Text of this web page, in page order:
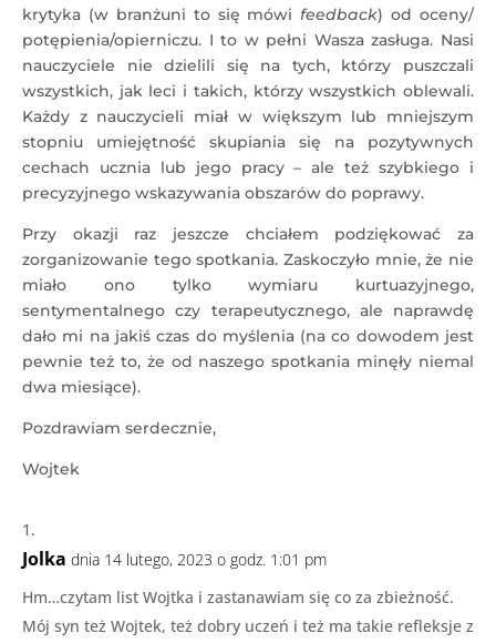
krytyka (w branżuni to się mówifeedback) od oceny/
potępienia/opierniczu. I to w pełni Wasza zasługa. Nasi
nauczyciele nie dzielili się na tych, którzy puszczali
wszystkich, jak leci i takich, którzy wszystkich oblewali.
Każdy z nauczycieli miał w większym lub mniejszym
stopniu umiejętność skupiania się na pozytywnych
cechach ucznia lub jego pracy – ale też szybkiego i
precyzyjnego wskazywania obszarów do poprawy.
Przy okazji raz jeszcze chciałem podziękować za
zorganizowanie tego spotkania. Zaskoczyło mnie, że nie
miało ono tylko wymiaru kurtuazyjnego,
sentymentalnego czy terapeutycznego, ale naprawdę
dało mi na jakiś czas do myślenia (na co dowodem jest
pewnie też to, że od naszego spotkania minęły niemal
dwa miesiące).
Pozdrawiam serdecznie,
Wojtek
Jolka dnia 14 lutego, 2023 o godz. 1:01 pm
Hm…czytam list Wojtka i zastanawiam się co za zbieżność.
Mój syn też Wojtek, też dobry uczeń i też ma takie refleksje z